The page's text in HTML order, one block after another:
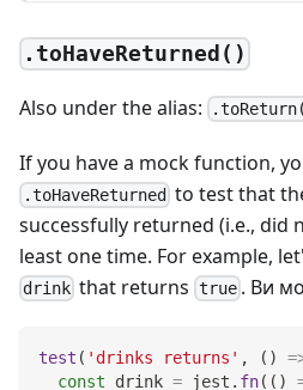
.toHaveReturned()
Also under the alias:
If you have a mock function,
.toHaveReturned to test that
successfully returned (i.e., did
least one time. For example,
drink that returns true. Ви
test ( 'drinks returns' , ( )
const drink = jest . fn( ( )